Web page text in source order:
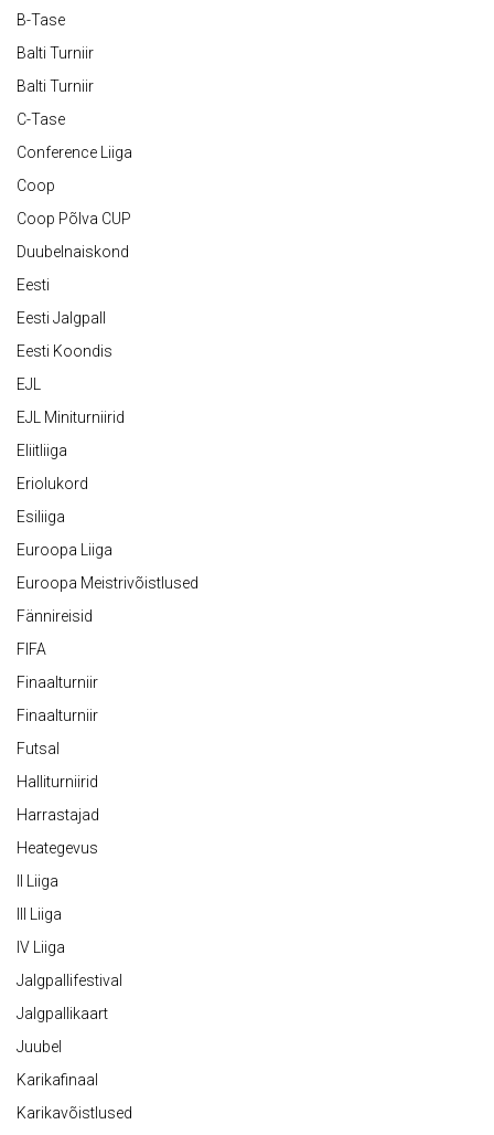
B-Tase
Balti Turniir
Balti Turniir
C-Tase
Conference Liiga
Coop
Coop Põlva CUP
Duubelnaiskond
Eesti
Eesti Jalgpall
Eesti Koondis
EJL
EJL Miniturniirid
Eliitliiga
Eriolukord
Esiliiga
Euroopa Liiga
Euroopa Meistrivõistlused
Fännireisid
FIFA
Finaalturniir
Finaalturniir
Futsal
Halliturniirid
Harrastajad
Heategevus
II Liiga
III Liiga
IV Liiga
Jalgpallifestival
Jalgpallikaart
Juubel
Karikafinaal
Karikavõistlused